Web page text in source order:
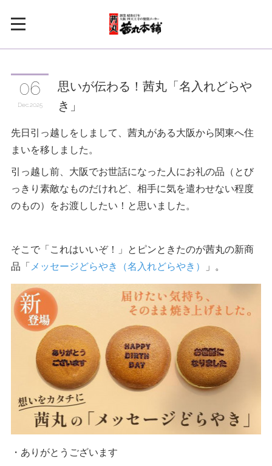
06
Dec 2025
思いが伝わる！茜丸「名入れどらや
き」
先日引っ越しをしまして、茜丸がある大阪から関東へ住
まいを移しました。
引っ越し前、大阪でお世話になった人にお礼の品（とび
っきり素敵なものだけれど、相手に気を遣わせない程度
のもの）をお渡ししたい！と思いました。
そこで「これはいいぞ！」とピンときたのが茜丸の新商
品「メッセージどらやき（名入れどらやき） 」。
・ありがとうございます